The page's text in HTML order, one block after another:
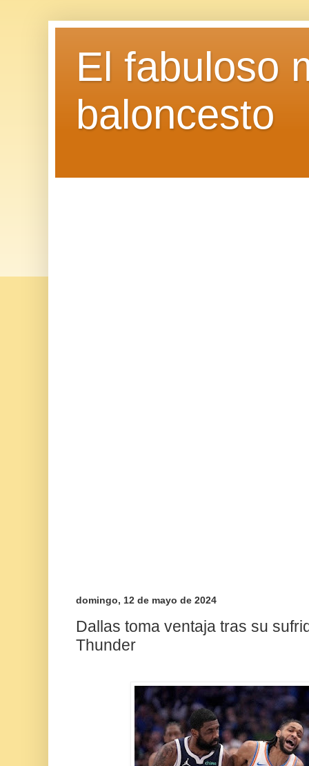
El fabuloso
baloncesto
domingo, 12 de mayo de 2024
Dallas toma ventaja tras su
Thunder